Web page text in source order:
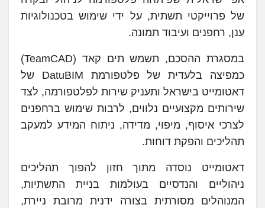
של פרוייקטי תשתית, על ידי שימוש בטכנולוגיות
ענן, רחפנים ועיבוד תמונה.
במסגרת ההסכם, תשמש תים קאד (TeamCAD)
כמפיצה בלעדית של פלטפורמת DatuBIM של
דאטומייט בישראל ותעניק שירות לפלטפורמה, לצד
שירותים מקצועיים נלווים, לרבות שימוש ברחפנים
לצרכי איסוף, מיפוי, מדידה, ניתוח המידע למעקב
תהליכים והפקת דוחות.
דאטומייט נוסדה מתוך חזון להפוך תהליכים
ניהוליים והנדסיים בעולמות בניית התשתיות,
המנוהלים מסורתית בצורה ידנית מרובת ניירת,